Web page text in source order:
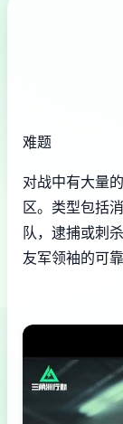
难题
对战中有大量
区。类型包括
队，逮捕或刺
友军领袖的可靠